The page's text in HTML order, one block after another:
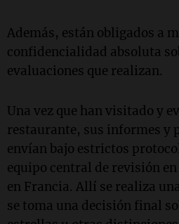
Además, están obligados a
confidencialidad absoluta
evaluaciones que realizan.
Una vez que han visitado y
restaurante, sus informes y
envían bajo estrictos
equipo central de revisión
en Francia. Allí se realiza
se toma una decisión final